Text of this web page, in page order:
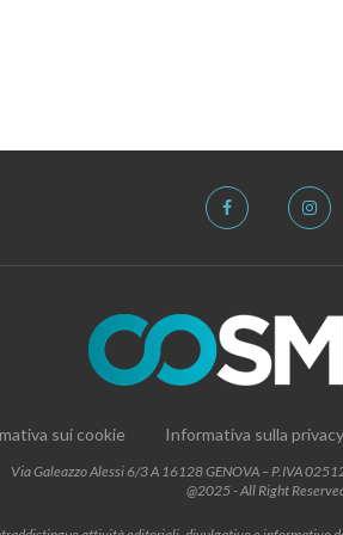
sui cookie Informativa sulla privacy
Via Galeazzo Alessi 6/3 A 16128 GENOVA – P.IVA
@2025 - All Right